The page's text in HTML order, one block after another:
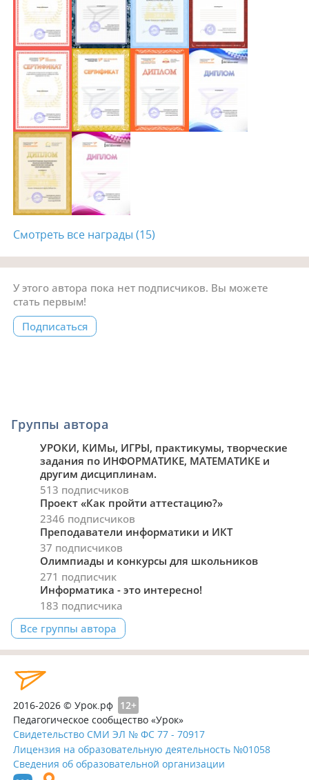
Смотреть все награды (15)
У этого автора пока нет подписчиков. Вы можете
стать первым!
Подписаться
Группы автора
УРОКИ, КИМы, ИГРЫ, практикумы, творческие
задания по ИНФОРМАТИКЕ, МАТЕМАТИКЕ и
другим дисциплинам.
513 подписчиков
Проект «Как пройти аттестацию?»
2346 подписчиков
Преподаватели информатики и ИКТ
37 подписчиков
Олимпиады и конкурсы для школьников
271 подписчик
Информатика - это интересно!
183 подписчика
Все группы автора
2016-2026 © Урок.рф 12+
Педагогическое сообщество «Урок»
Свидетельство СМИ ЭЛ № ФС 77 - 70917
Лицензия на образовательную деятельность №01058
Сведения об образовательной организации